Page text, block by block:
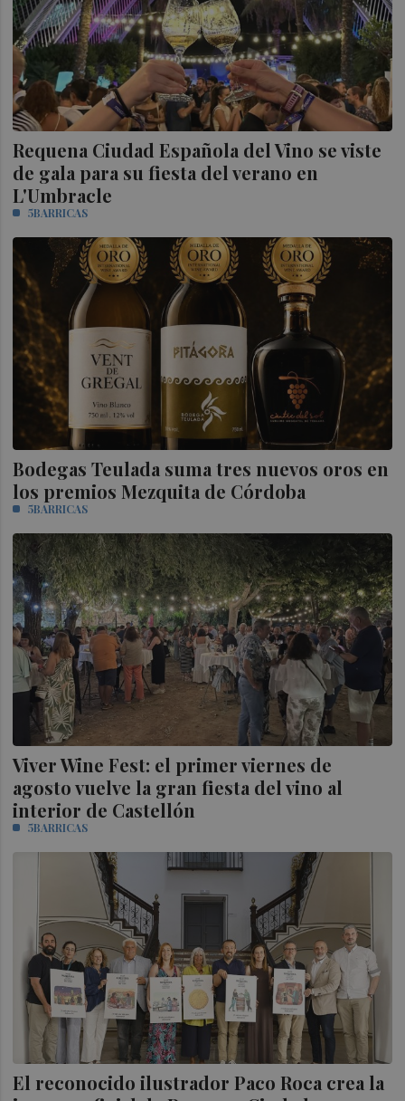
Requena Ciudad Española del Vino se viste
de gala para su fiesta del verano en
L'Umbracle
5BARRICAS
Bodegas Teulada suma tres nuevos oros en
los premios Mezquita de Córdoba
5BARRICAS
Viver Wine Fest: el primer viernes de
agosto vuelve la gran fiesta del vino al
interior de Castellón
5BARRICAS
El reconocido ilustrador Paco Roca crea la